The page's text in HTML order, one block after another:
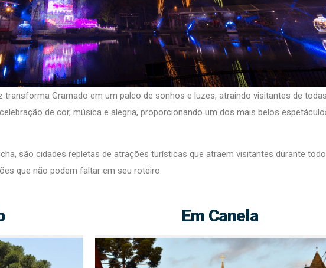
transforma Gramado em um palco de sonhos e luzes, atraindo visitantes de
de cor, música e alegria, proporcionando um dos mais belos
são cidades repletas de atrações turísticas que atraem visitantes durante
que não podem faltar em seu roteiro:
Em Canela